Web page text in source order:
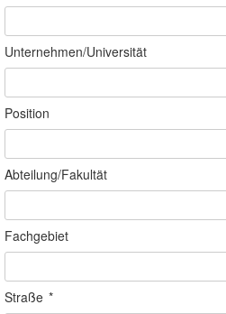
Unternehmen/Universität
Position
Abteilung/Fakultät
Fachgebiet
Straße *